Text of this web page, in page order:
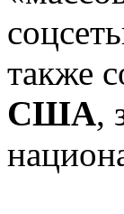
также
США,